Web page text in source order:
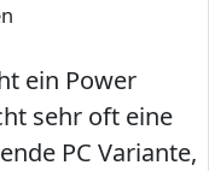
ein Power
sehr oft eine
PC Variante,